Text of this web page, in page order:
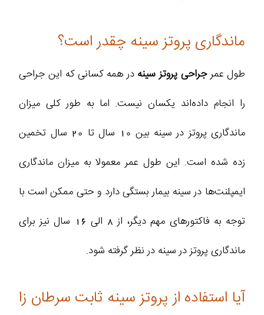
ماندگاری پروتز سینه چقدر است؟
طول عمرجراحی پروتز سینه در همه کسانی که این جراحی
را انجام داده‌اند یکسان نیست. اما به‌ طور کلی میزان
ماندگاری پروتز در سینه بین 10 سال تا 20 سال تخمین
زده شده است. این طول عمر معمولا به میزان ماندگاری
ایمپلنت‌ها در سینه بیمار بستگی دارد و حتی ممکن است با
توجه به فاکتور‌های مهم دیگر، از 8 الی 16 سال نیز برای
ماندگاری پروتز در سینه در نظر گرفته شود.
آیا استفاده از پروتز سینه ثابت سرطان زا